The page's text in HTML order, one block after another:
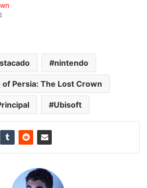
nintendo
of Persia: The Lost Crown
Ubisoft